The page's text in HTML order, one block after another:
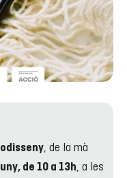
, de la mà
de 10 a 13h, a les